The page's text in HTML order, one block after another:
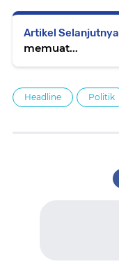
Artikel Selanjutnya
memuat...
Headline Politik